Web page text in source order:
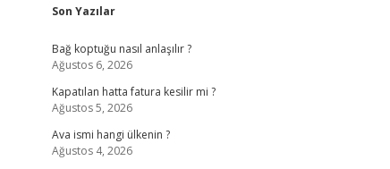
Sidebar
Son Yazılar
Bağ koptuğu nasıl anlaşılır ?
Ağustos 6, 2026
Kapatılan hatta fatura kesilir mi ?
Ağustos 5, 2026
Ava ismi hangi ülkenin ?
Ağustos 4, 2026